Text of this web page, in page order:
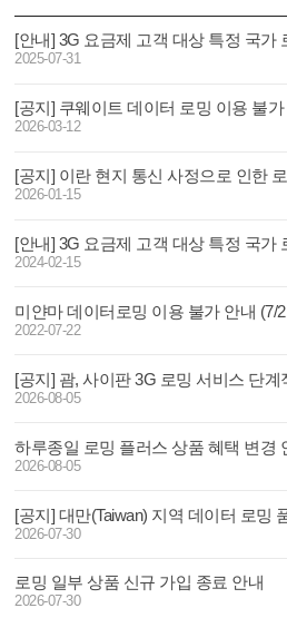
[안내] 3G 요금제 고객 대상 특정 국가
2025-07-31
[공지] 쿠웨이트 데이터 로밍 이용 불가
2026-03-12
2026-01-15
[안내] 3G 요금제 고객 대상 특정 국가
2024-02-15
미얀마 데이터로밍 이용 불가 안내 (7/
2022-07-22
[공지] 괌, 사이판 3G 로밍 서비스 단계
2026-08-05
하루종일 로밍 플러스 상품 혜택 변경
2026-08-05
[공지] 대만(Taiwan) 지역 데이터 로밍
2026-07-30
로밍 일부 상품 신규 가입 종료 안내
2026-07-30